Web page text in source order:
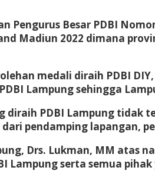
Pengurus Besar PDBI
Madiun 2022 dimana
medali diraih PDBI
Lampung sehingga
diraih PDBI Lampung
pendamping lapangan,
Drs. Lukman, MM atas
Lampung serta semua